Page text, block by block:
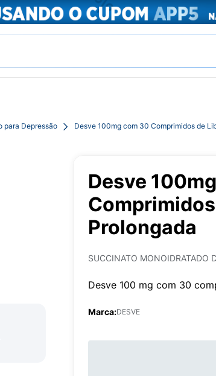
para Depressão Desve 100mg com 30 Comprimidos de
Desve
Prolongada
SUCCINATO MONOIDRATADO
Desve 100 mg com 30
Marca:DESVE